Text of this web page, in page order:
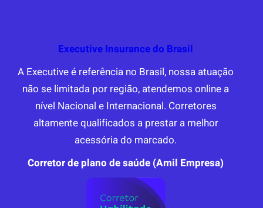
Executive Insurance do Brasil
A Executive é referência no Brasil, nossa atuação
não se limitada por região, atendemos online a
nível Nacional e Internacional. Corretores
altamente qualificados a prestar a melhor
acessória do marcado.
Corretor de plano de saúde (Amil Empresa)